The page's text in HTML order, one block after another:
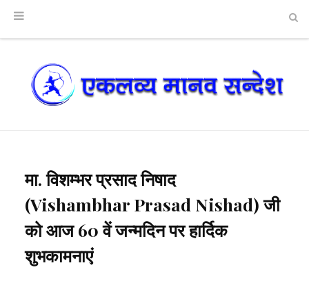
मा. विशम्भर प्रसाद निषाद
(Vishambhar Prasad Nishad) जी
को आज 60 वें जन्मदिन पर हार्दिक
शुभकामनाएं